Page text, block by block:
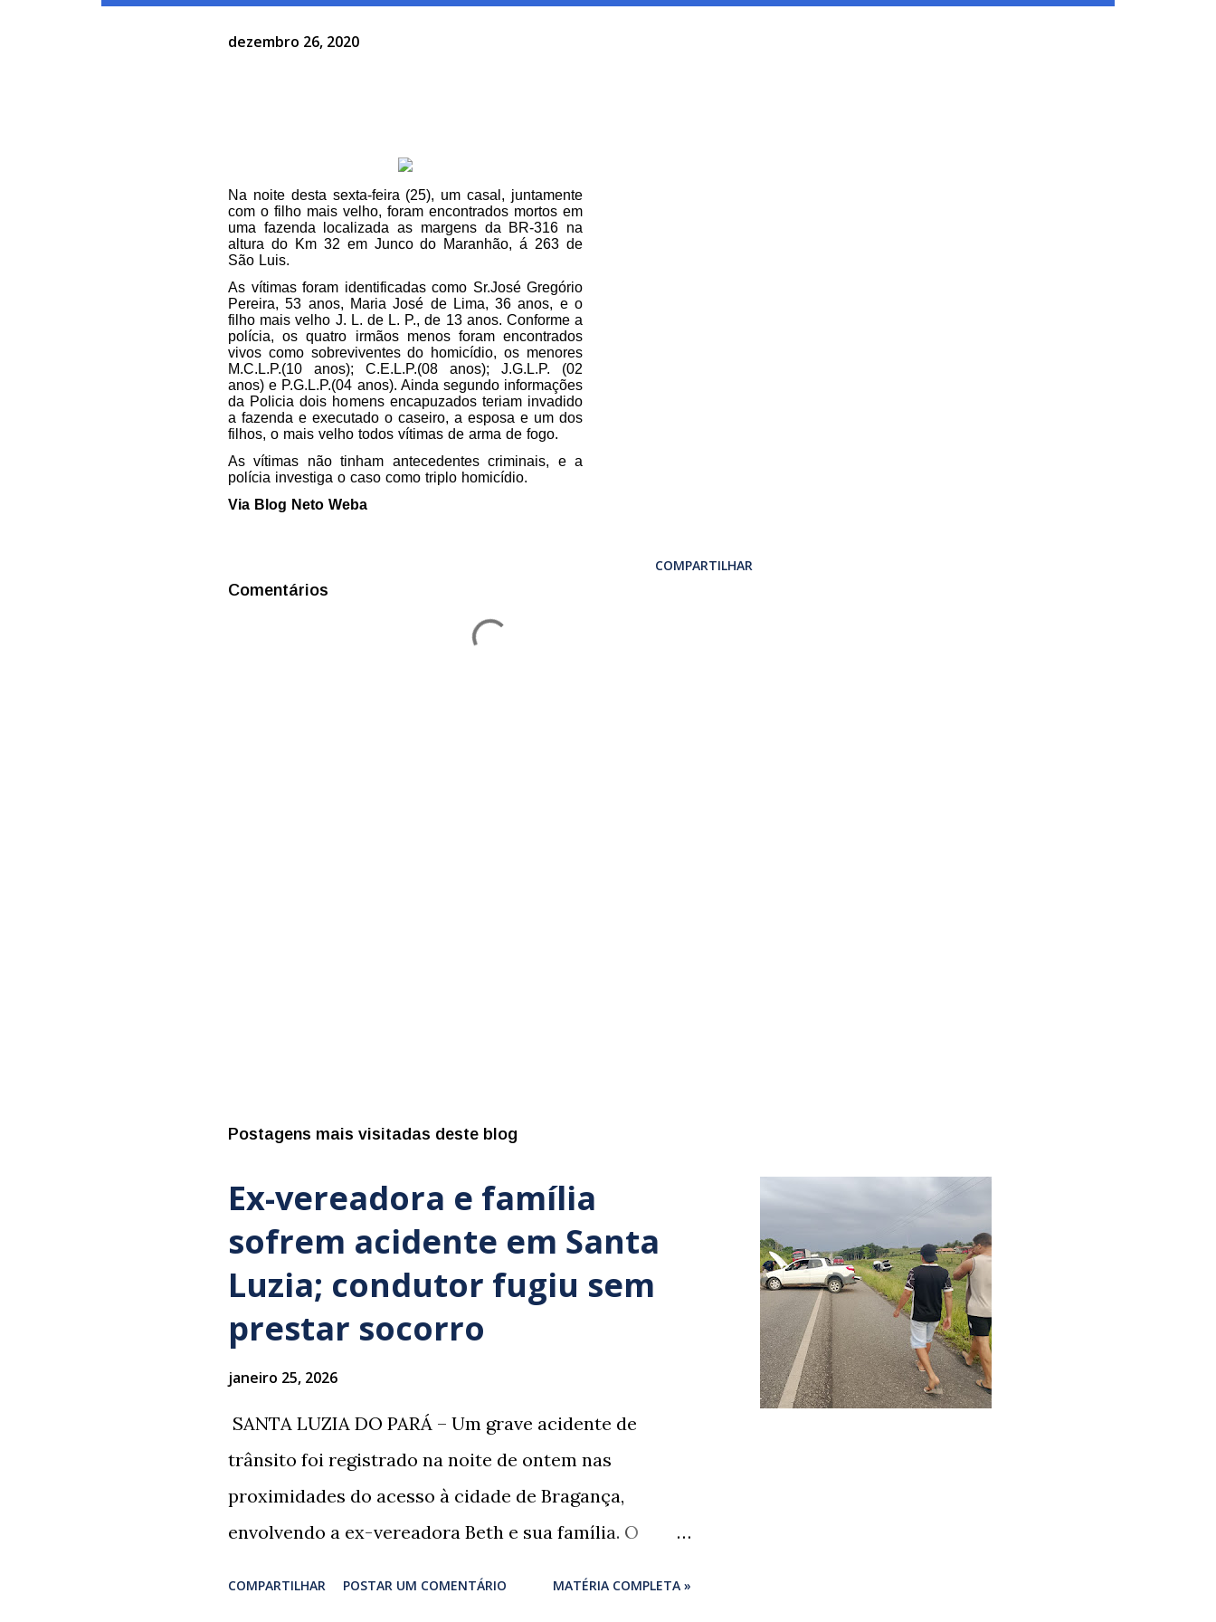
dezembro 26, 2020
Na noite desta sexta-feira (25), um casal, juntamente
com o filho mais velho, foram encontrados mortos em
uma fazenda localizada as margens da BR-316 na
altura do Km 32 em Junco do Maranhão, á 263 de
São Luis.
As vítimas foram identificadas como Sr.José Gregório
Pereira, 53 anos, Maria José de Lima, 36 anos, e o
filho mais velho J. L. de L. P., de 13 anos. Conforme a
polícia, os quatro irmãos menos foram encontrados
vivos como sobreviventes do homicídio, os menores
M.C.L.P.(10 anos); C.E.L.P.(08 anos); J.G.L.P. (02
anos) e P.G.L.P.(04 anos). Ainda segundo informações
da Policia dois homens encapuzados teriam invadido
a fazenda e executado o caseiro, a esposa e um dos
filhos, o mais velho todos vítimas de arma de fogo.
As vítimas não tinham antecedentes criminais, e a
polícia investiga o caso como triplo homicídio.
Via Blog Neto Weba
COMPARTILHAR
Comentários
Postagens mais visitadas deste blog
Ex-vereadora e família
sofrem acidente em Santa
Luzia; condutor fugiu sem
prestar socorro
janeiro 25, 2026
​ SANTA LUZIA DO PARÁ – Um grave acidente de
trânsito foi registrado na noite de ontem nas
proximidades do acesso à cidade de Bragança,
envolvendo a ex-vereadora Beth e sua família. O
COMPARTILHAR POSTAR UM COMENTÁRIO MATÉRIA COMPLETA »